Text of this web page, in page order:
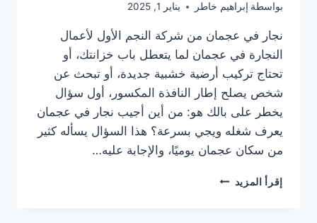
بواسطة إبراهيم خاطر يناير 1, 2025
نجار في عجمان من شركة النجم الأول لأعمال
النجارة في عجمان لما يتعطل باب خزانتك، أو
تحتاج تركيب أرضية خشبية جديدة، أو تبحث عن
شخص يصلح إطار النافذة المكسور، أول سؤال
يخطر على بالك هو: من أين أجيب نجار في عجمان
يعرف شغله ويجي بسرعة؟ هذا السؤال يسأله كثير
من سكان عجمان يوميًا، والإجابة عليه…
إقرأ المزيد نجار